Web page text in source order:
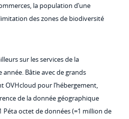
la population d’une
des zones de biodiversité
sur les services de la
Bâtie avec de grands
OVHcloud pour l’hébergement,
de la donnée géographique
octet de données (=1 million de